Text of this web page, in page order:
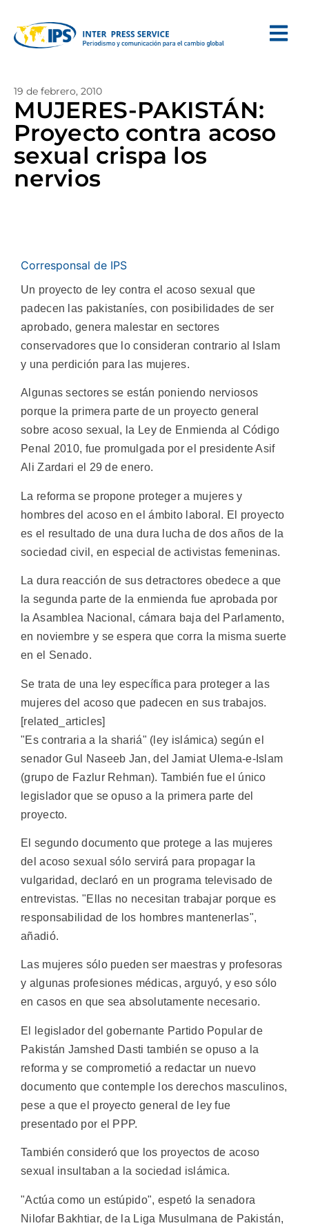
19 de febrero, 2010
MUJERES-PAKISTÁN:
Proyecto contra acoso
sexual crispa los
nervios
Corresponsal de IPS
Un proyecto de ley contra el acoso sexual que
padecen las pakistaníes, con posibilidades de ser
aprobado, genera malestar en sectores
conservadores que lo consideran contrario al Islam
y una perdición para las mujeres.
Algunas sectores se están poniendo nerviosos
porque la primera parte de un proyecto general
sobre acoso sexual, la Ley de Enmienda al Código
Penal 2010, fue promulgada por el presidente Asif
Ali Zardari el 29 de enero.
La reforma se propone proteger a mujeres y
hombres del acoso en el ámbito laboral. El proyecto
es el resultado de una dura lucha de dos años de la
sociedad civil, en especial de activistas femeninas.
La dura reacción de sus detractores obedece a que
la segunda parte de la enmienda fue aprobada por
la Asamblea Nacional, cámara baja del Parlamento,
en noviembre y se espera que corra la misma suerte
en el Senado.
Se trata de una ley específica para proteger a las
mujeres del acoso que padecen en sus trabajos.
[related_articles]
"Es contraria a la shariá" (ley islámica) según el
senador Gul Naseeb Jan, del Jamiat Ulema-e-Islam
(grupo de Fazlur Rehman). También fue el único
legislador que se opuso a la primera parte del
proyecto.
El segundo documento que protege a las mujeres
del acoso sexual sólo servirá para propagar la
vulgaridad, declaró en un programa televisado de
entrevistas. "Ellas no necesitan trabajar porque es
responsabilidad de los hombres mantenerlas",
añadió.
Las mujeres sólo pueden ser maestras y profesoras
y algunas profesiones médicas, arguyó, y eso sólo
en casos en que sea absolutamente necesario.
El legislador del gobernante Partido Popular de
Pakistán Jamshed Dasti también se opuso a la
reforma y se comprometió a redactar un nuevo
documento que contemple los derechos masculinos,
pese a que el proyecto general de ley fue
presentado por el PPP.
También consideró que los proyectos de acoso
sexual insultaban a la sociedad islámica.
"Actúa como un estúpido", espetó la senadora
Nilofar Bakhtiar, de la Liga Musulmana de Pakistán,